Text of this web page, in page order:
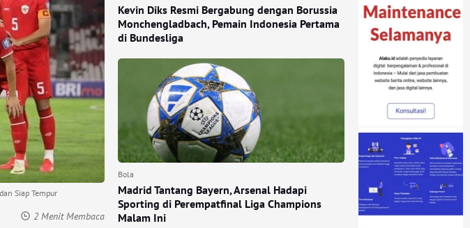
Siap Tempur
2 Menit Membaca
Kevin Diks Resmi Bergabung dengan Borussia
Monchengladbach, Pemain Indonesia Pertama
di Bundesliga
Bola
Madrid Tantang Bayern, Arsenal Hadapi
Sporting di Perempatfinal Liga Champions
Malam Ini